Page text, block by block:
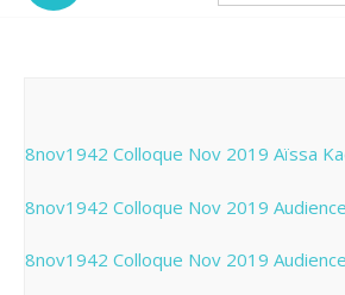
/The
Nos
/Code
Contrat
8nov1942 Colloque Nov 2019 Aïssa
8nov1942 Colloque Nov 2019
8nov1942 Colloque Nov 2019